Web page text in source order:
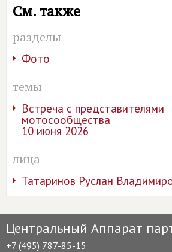
См. также
разделы
Фото
темы
Встреча с представителями
мотосообщества
10 июня 2026
лица
Татаринов Руслан
Центральный Аппарат
+7 (495) 787-85-15